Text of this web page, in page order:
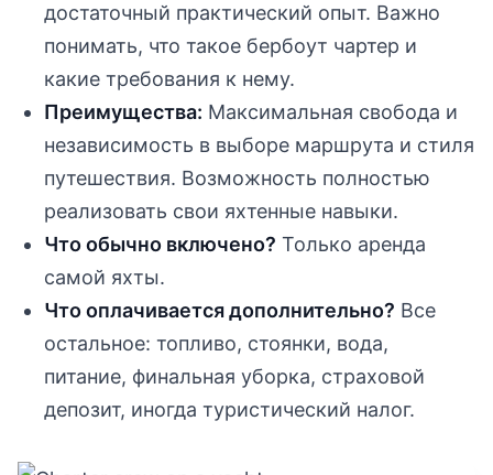
достаточный практический опыт. Важно
понимать, что такое бербоут чартер и
какие требования к нему.
Преимущества: Максимальная свобода и
независимость в выборе маршрута и стиля
путешествия. Возможность полностью
реализовать свои яхтенные навыки.
Что обычно включено? Только аренда
самой яхты.
Что оплачивается дополнительно? Все
остальное: топливо, стоянки, вода,
питание, финальная уборка, страховой
депозит, иногда туристический налог.